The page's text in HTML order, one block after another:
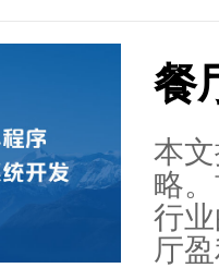
质
了
择
文
做
餐
本
略
行
厅